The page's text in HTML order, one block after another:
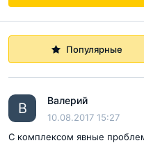
Популярные
В Валерий
10.08.2017 15:27
С комплексом явные